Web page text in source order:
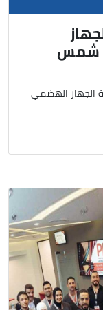
شمس
الجهاز الهضمي